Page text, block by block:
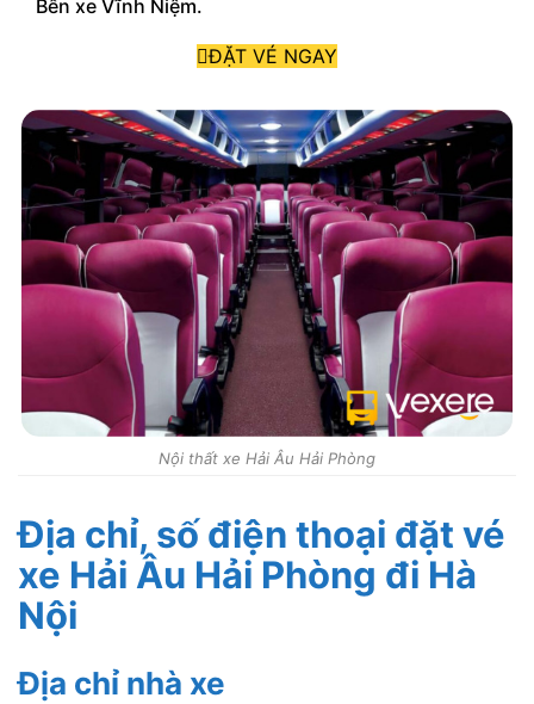
Bến xe Vĩnh Niệm.
ĐẶT VÉ NGAY
Nội thất xe Hải Âu Hải Phòng
Địa chỉ, số điện thoại đặt vé
xe Hải Âu Hải Phòng đi Hà
Nội
Địa chỉ nhà xe